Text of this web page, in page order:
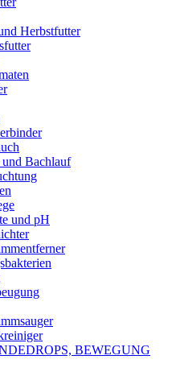
Herbstfutter
und Bachlauf
und pH
BEWEGUNG